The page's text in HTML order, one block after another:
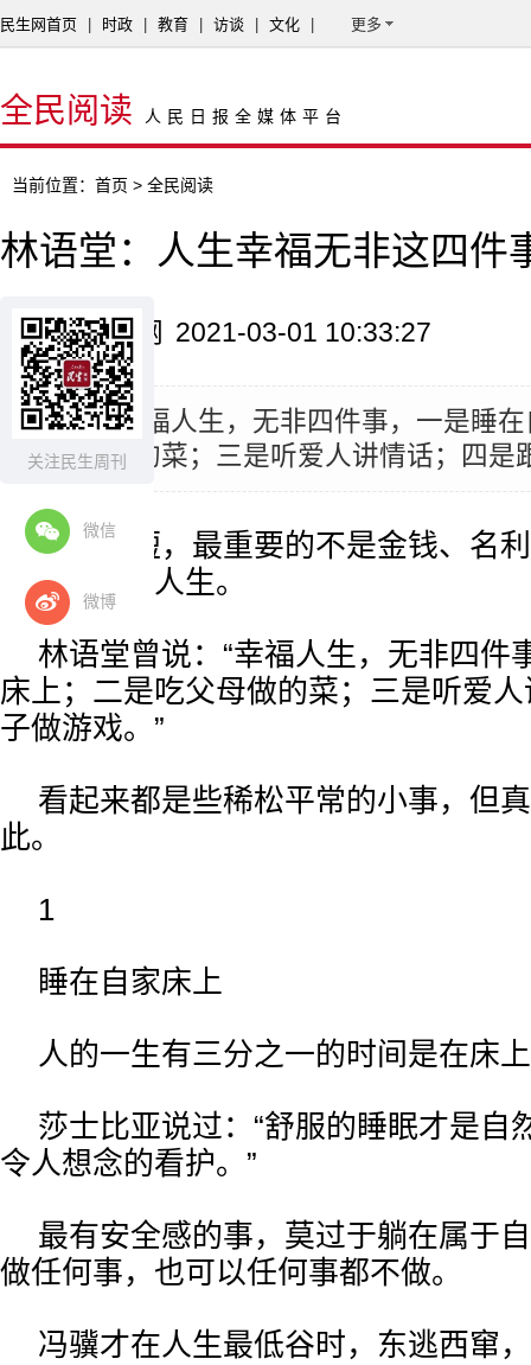
关注民生周刊
微信
微博
民生网首页 时政 教育 访谈 文化 更多
全民阅读 人民日报全媒体平台
当前位置： 首页 > 全民阅读
林语堂：人生幸福无非这四件
来源：民生网 2021-03-01 10:33:27
摘要：“幸福人生，无非四件事，一是睡
吃父母做的菜；三是听爱人讲情话；四是
一生很短，最重要的不是金钱、名
体，平安的人生。
林语堂曾说：“幸福人生，无非四件
床上；二是吃父母做的菜；三是听爱
子做游戏。”
看起来都是些稀松平常的小事，但
此。
1
睡在自家床上
人的一生有三分之一的时间是在床
莎士比亚说过：“舒服的睡眠才是自
令人想念的看护。”
最有安全感的事，莫过于躺在属于
做任何事，也可以任何事都不做。
冯骥才在人生最低谷时，东逃西窜